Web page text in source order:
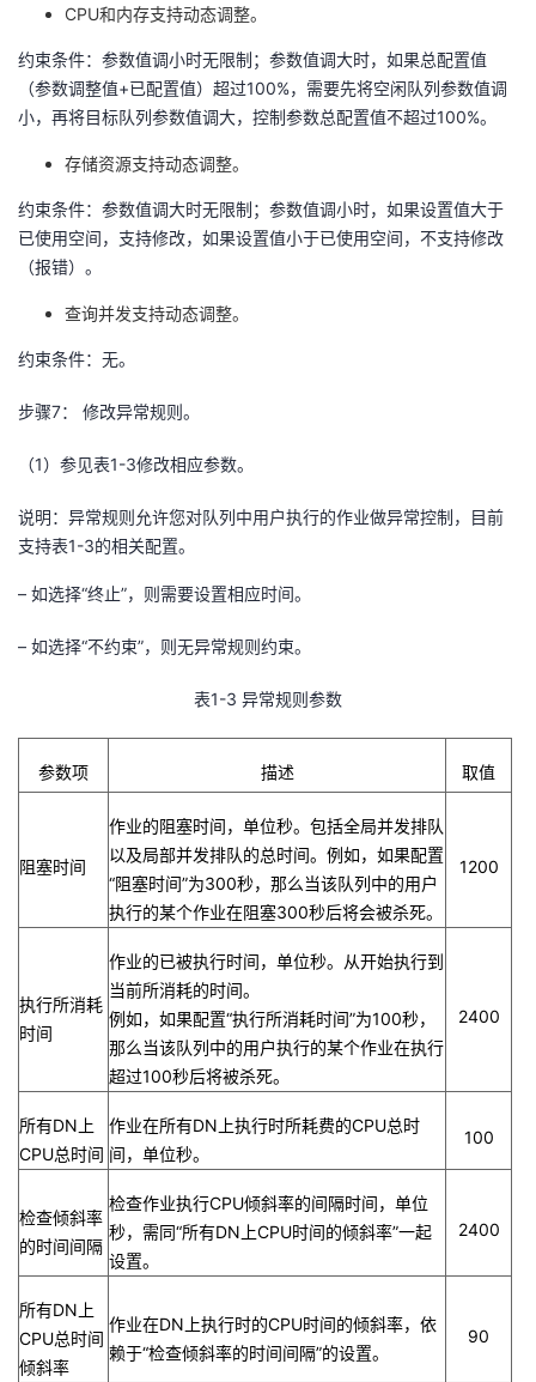
CPU和内存支持动态调整。
约束条件：参数值调小时无限制；参数值调大时，如果总配置值
（参数调整值+已配置值）超过100%，需要先将空闲队列参数值调
小，再将目标队列参数值调大，控制参数总配置值不超过100%。
存储资源支持动态调整。
约束条件：参数值调大时无限制；参数值调小时，如果设置值大于
已使用空间，支持修改，如果设置值小于已使用空间，不支持修改
（报错）。
查询并发支持动态调整。
约束条件：无。
步骤7： 修改异常规则。
（1）参见表1-3修改相应参数。
说明：异常规则允许您对队列中用户执行的作业做异常控制，目前
支持表1-3的相关配置。
– 如选择“终止”，则需要设置相应时间。
– 如选择“不约束”，则无异常规则约束。
表1-3 异常规则参数
参数项 描述 取值
阻塞时间
作业的阻塞时间，单位秒。包括全局并发排队
以及局部并发排队的总时间。例如，如果配置
“阻塞时间”为300秒，那么当该队列中的用户
执行的某个作业在阻塞300秒后将会被杀死。
1200
执行所消耗
时间
作业的已被执行时间，单位秒。从开始执行到
当前所消耗的时间。
例如，如果配置“执行所消耗时间”为100秒，
那么当该队列中的用户执行的某个作业在执行
超过100秒后将被杀死。
2400
所有DN 上
CPU总时间
作业在所有DN 上执行时所耗费的CPU总时
间，单位秒。
100
检查倾斜率
的时间间隔
检查作业执行CPU倾斜率的间隔时间，单位
秒，需同“所有DN 上CPU时间的倾斜率”一起
设置。
2400
所有DN 上
CPU总时间
倾斜率
作业在DN 上执行时的CPU时间的倾斜率，依
赖于“检查倾斜率的时间间隔”的设置。
90